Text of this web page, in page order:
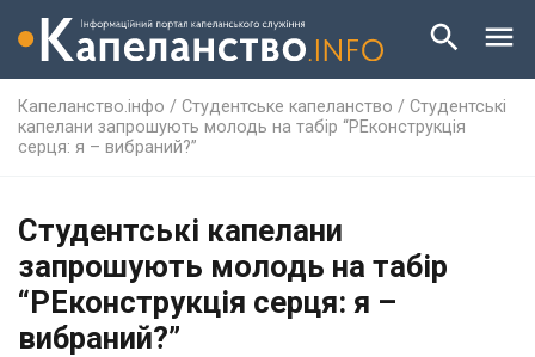
Капеланство.інфо / Студентське капеланство / Студентські
капелани запрошують молодь на табір “РЕконструкція
серця: я – вибраний?”
Студентські капелани
запрошують молодь на табір
“РЕконструкція серця: я –
вибраний?”